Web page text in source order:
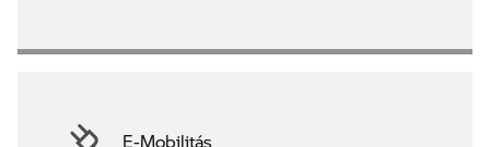
E-Mobilitás